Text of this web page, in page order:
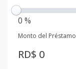
0 %
Monto del
RD$ 0